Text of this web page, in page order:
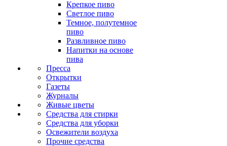
Крепкое пиво
Светлое пиво
Темное, полутемное
пиво
Развливное пиво
Напитки на основе
пива
Пресса
Открытки
Газеты
Журналы
Живые цветы
Средства для стирки
Средства для уборки
Освежители воздуха
Прочие средства